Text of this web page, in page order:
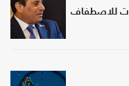
للاصطفاف